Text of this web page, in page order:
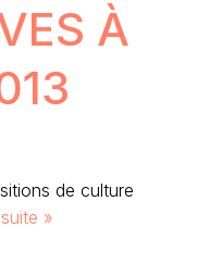
À
de culture
»